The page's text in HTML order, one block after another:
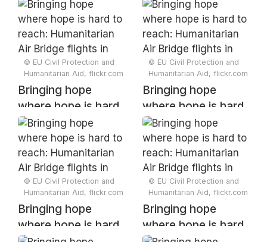
© EU Civil Protection and
Humanitarian Aid, flickr.com
Bringing hope
where hope is hard
to reach:
Humanitarian Air
Bridge flights in
Somalia
© EU Civil Protection and
Humanitarian Aid, flickr.com
Bringing hope
where hope is hard
to reach:
Humanitarian Air
Bridge flights in
Somalia
© EU Civil Protection and
Humanitarian Aid, flickr.com
Bringing hope
where hope is hard
© EU Civil Protection and
Humanitarian Aid, flickr.com
Bringing hope
where hope is hard